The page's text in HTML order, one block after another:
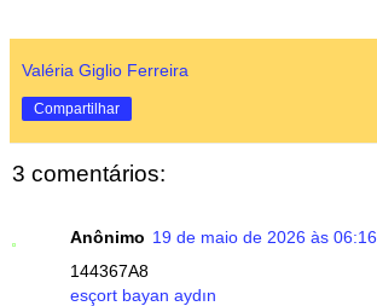
Valéria Giglio Ferreira
Compartilhar
3 comentários:
Anônimo 19 de maio de 2026 às 06:16
144367A8
esçort bayan aydın